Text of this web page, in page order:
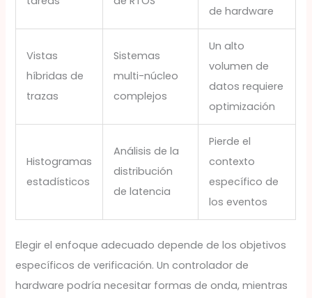
de hardware
Vistas
híbridas de
trazas
Sistemas
multi-núcleo
complejos
Un alto
volumen de
datos requiere
optimización
Histogramas
estadísticos
Análisis de la
distribución
de latencia
Pierde el
contexto
específico de
los eventos
Elegir el enfoque adecuado depende de los objetivos
específicos de verificación. Un controlador de
hardware podría necesitar formas de onda, mientras